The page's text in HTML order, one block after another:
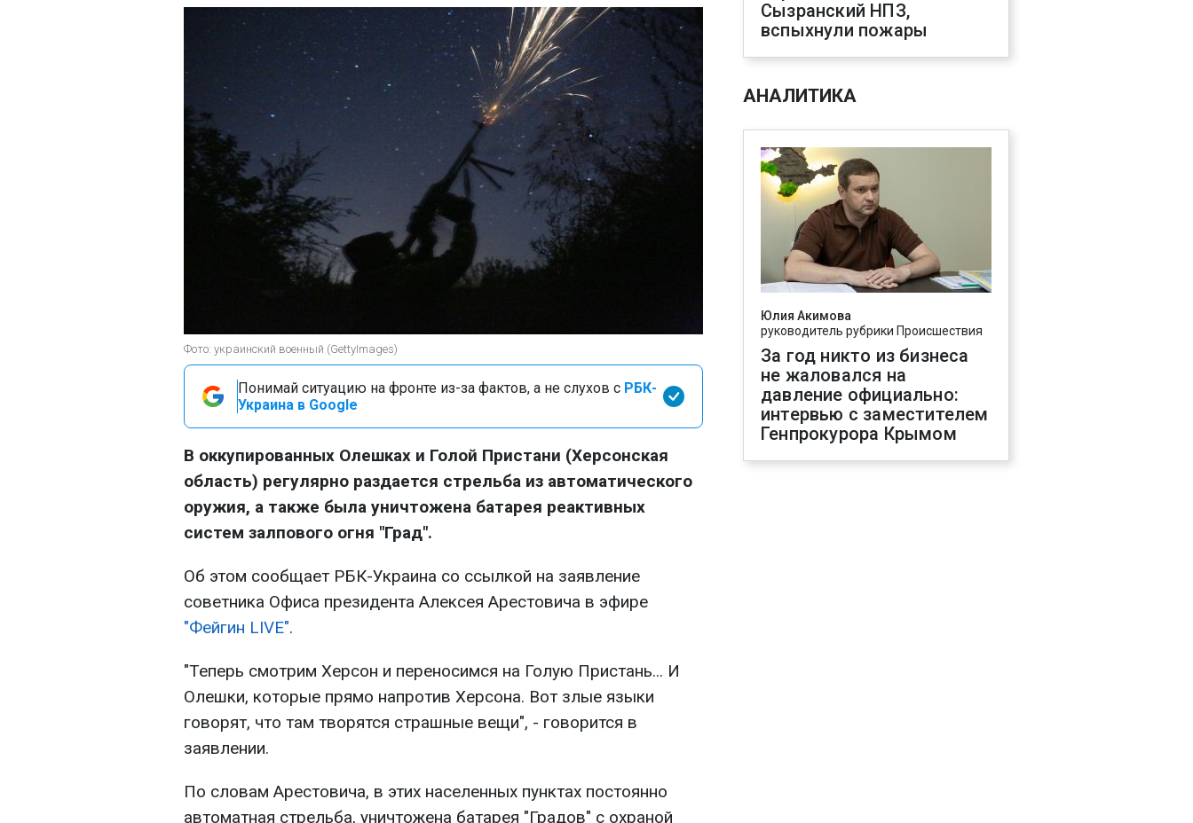
Фото: украинский военный (GettyImages)
Понимай ситуацию на фронте из-за фактов, а не слухов с РБК-
Украина в Google
В оккупированных Олешках и Голой Пристани (Херсонская
область) регулярно раздается стрельба из автоматического
оружия, а также была уничтожена батарея реактивных
систем залпового огня "Град".
Об этом сообщает РБК-Украина со ссылкой на заявление
советника Офиса президента Алексея Арестовича в эфире
"Фейгин LIVE".
"Теперь смотрим Херсон и переносимся на Голую Пристань... И
Олешки, которые прямо напротив Херсона. Вот злые языки
говорят, что там творятся страшные вещи", - говорится в
заявлении.
По словам Арестовича, в этих населенных пунктах постоянно
автоматная стрельба, уничтожена батарея "Градов" с охраной
Сызранский НПЗ,
вспыхнули пожары
АНАЛИТИКА
Юлия Акимова
руководитель рубрики Происшествия
За год никто из бизнеса
не жаловался на
давление официально:
интервью с заместителем
Генпрокурора Крымом